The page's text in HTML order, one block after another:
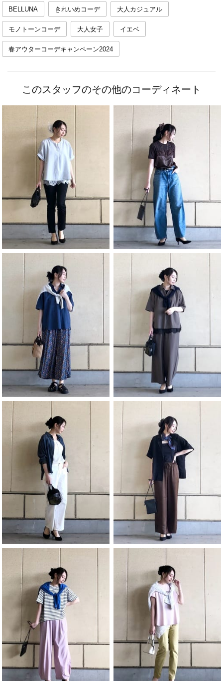
BELLUNA きれいめコーデ 大人カジュアル
モノトーンコーデ 大人女子 イエベ
春アウターコーデキャンペーン2024
このスタッフのその他のコーディネート